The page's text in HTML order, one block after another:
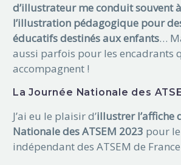
d’illustrateur me conduit souvent
l’illustration pédagogique pour
éducatifs destinés aux enfants…
aussi parfois pour les encadrants
accompagnent !
La Journée Nationale des
J’ai eu le plaisir d’illustrer l’affiche
Nationale des ATSEM 2023 pour
indépendant des ATSEM de